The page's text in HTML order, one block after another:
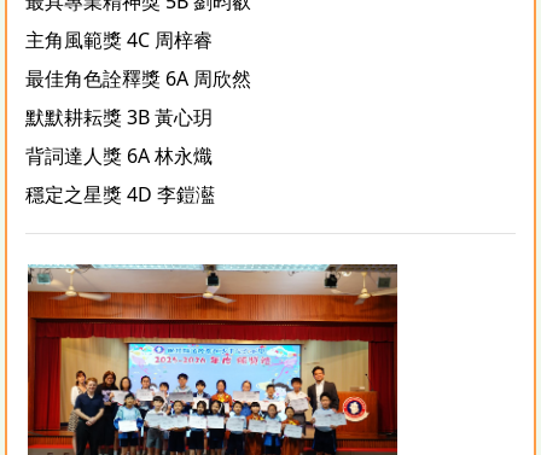
主角風範獎 4C 周梓睿
最佳角色詮釋獎 6A 周欣然
默默耕耘獎 3B 黃心玥
背詞達人獎 6A 林永熾
穩定之星獎 4D 李鎧灆